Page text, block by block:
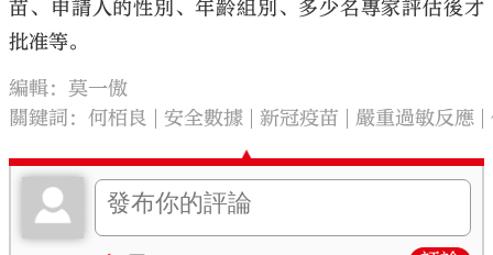
苗、申請人的性別、年齡組別、多少名專家評估後才
批准等。
編輯：莫一傲
關鍵詞：何栢良 安全數據 新冠疫苗 嚴重過敏反應